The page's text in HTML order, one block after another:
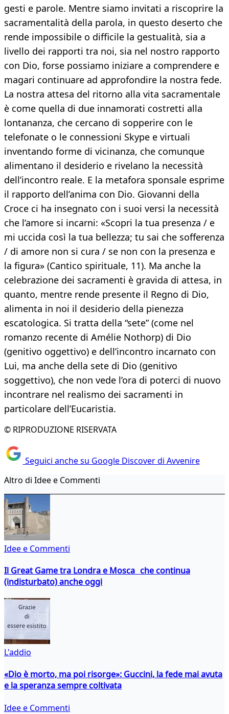
gesti e parole. Mentre siamo invitati a riscoprire la
sacramentalità della parola, in questo deserto che
rende impossibile o difficile la gestualità, sia a
livello dei rapporti tra noi, sia nel nostro rapporto
con Dio, forse possiamo iniziare a comprendere e
magari continuare ad approfondire la nostra fede.
La nostra attesa del ritorno alla vita sacramentale
è come quella di due innamorati costretti alla
lontananza, che cercano di sopperire con le
telefonate o le connessioni Skype e virtuali
inventando forme di vicinanza, che comunque
alimentano il desiderio e rivelano la necessità
dell’incontro reale. E la metafora sponsale esprime
il rapporto dell’anima con Dio. Giovanni della
Croce ci ha insegnato con i suoi versi la necessità
che l’amore si incarni: «Scopri la tua presenza / e
mi uccida così la tua bellezza; tu sai che sofferenza
/ di amore non si cura / se non con la presenza e
la figura» (Cantico spirituale, 11). Ma anche la
celebrazione dei sacramenti è gravida di attesa, in
quanto, mentre rende presente il Regno di Dio,
alimenta in noi il desiderio della pienezza
escatologica. Si tratta della “sete” (come nel
romanzo recente di Amélie Nothorp) di Dio
(genitivo oggettivo) e dell’incontro incarnato con
Lui, ma anche della sete di Dio (genitivo
soggettivo), che non vede l’ora di poterci di nuovo
incontrare nel realismo dei sacramenti in
particolare dell’Eucaristia.
© RIPRODUZIONE RISERVATA
Seguici anche su Google Discover di Avvenire
Altro di Idee e Commenti
Idee e Commenti
Il Great Game tra Londra e Mosca che continua
(indisturbato) anche oggi
L'addio
«Dio è morto, ma poi risorge»: Guccini, la fede mai avuta
e la speranza sempre coltivata
Idee e Commenti